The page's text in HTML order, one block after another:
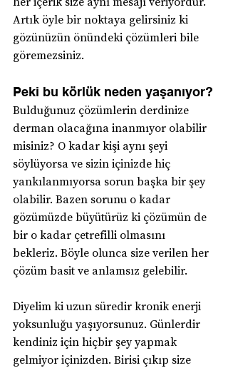
Artık öyle bir noktaya gelirsiniz ki
gözünüzün önündeki çözümleri bile
göremezsiniz.
Peki bu körlük neden yaşanıyor?
Bulduğunuz çözümlerin derdinize
derman olacağına inanmıyor olabilir
misiniz? O kadar kişi aynı şeyi
söylüyorsa ve sizin içinizde hiç
yankılanmıyorsa sorun başka bir şey
olabilir. Bazen sorunu o kadar
gözümüzde büyütürüz ki çözümün de
bir o kadar çetrefilli olmasını
bekleriz. Böyle olunca size verilen her
çözüm basit ve anlamsız gelebilir.
Diyelim ki uzun süredir kronik enerji
yoksunluğu yaşıyorsunuz. Günlerdir
kendiniz için hiçbir şey yapmak
gelmiyor içinizden. Birisi çıkıp size